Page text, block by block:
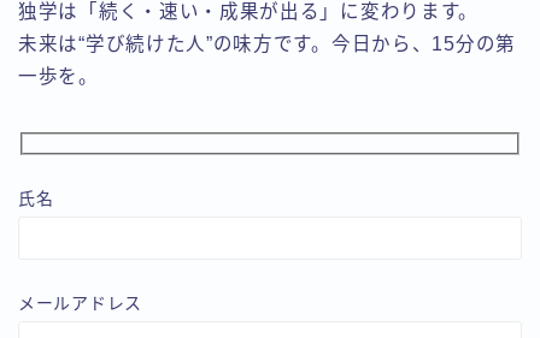
独学は「続く・速い・成果が出る」に変わります。
未来は“学び続けた人”の味方です。今日から、15分の第
一歩を。
氏名
メールアドレス